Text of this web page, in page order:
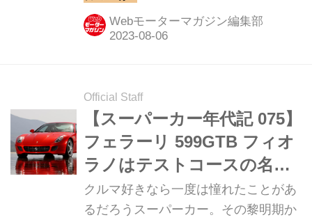
していく、スーパーカークロニクル。
今回は、フェラーリ 599GTB フィオラ
Webモーターマガジン編集部
Official Staff
【スーパーカー年代記 075】
フェラーリ 599GTB フィオ
ラノはテストコースの名称
が与えられたフラッグシッ
プ
クルマ好きなら一度は憧れたことがあ
るだろうスーパーカー。その黎明期か